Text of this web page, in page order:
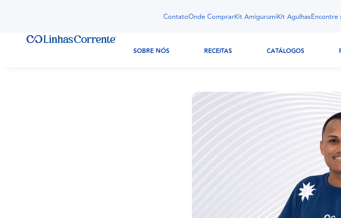
ContatoOnde ComprarKit AmigurumiKit AgulhasEncontre
SOBRE NÓS RECEITAS CATÁLOGOS